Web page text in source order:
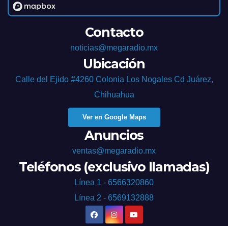
Contacto
noticias@megaradio.mx
Ubicación
Calle del Ejido #4260 Colonia Los Nogales Cd Juárez,
Chihuahua
Ver en Google Maps
Anuncios
ventas@megaradio.mx
Teléfonos (exclusivo llamadas)
Línea 1 - 6566320860
Línea 2 - 6569132888